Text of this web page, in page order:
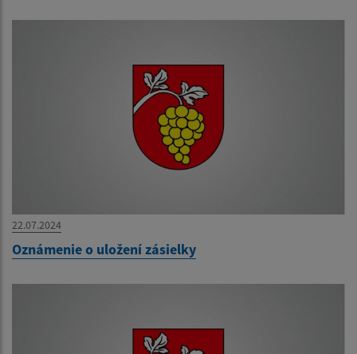
22.07.2024
Oznámenie o uložení zásielky